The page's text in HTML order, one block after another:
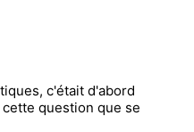
c'était d'abord
question que se